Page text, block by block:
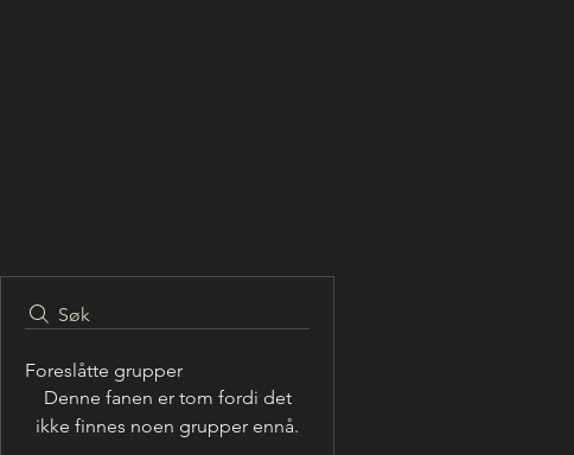
Søk
Foreslåtte grupper
Denne fanen er tom fordi det
ikke finnes noen grupper ennå.